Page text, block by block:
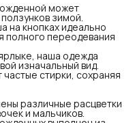
может
зимой.
на кнопках идеально
полного переодевания
наша одежда
изначальный вид.
стирки, сохраняя
различные расцветки
и мальчиков.